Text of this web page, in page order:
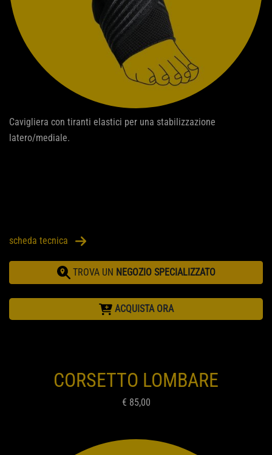
Cavigliera con tiranti elastici per una stabilizzazione
latero/mediale.
scheda tecnica
TROVA UN NEGOZIO SPECIALIZZATO
ACQUISTA ORA
CORSETTO LOMBARE
€ 85,00